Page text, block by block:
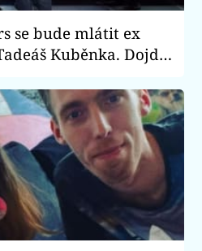
se bude mlátit ex
Kuběnka. Dojde